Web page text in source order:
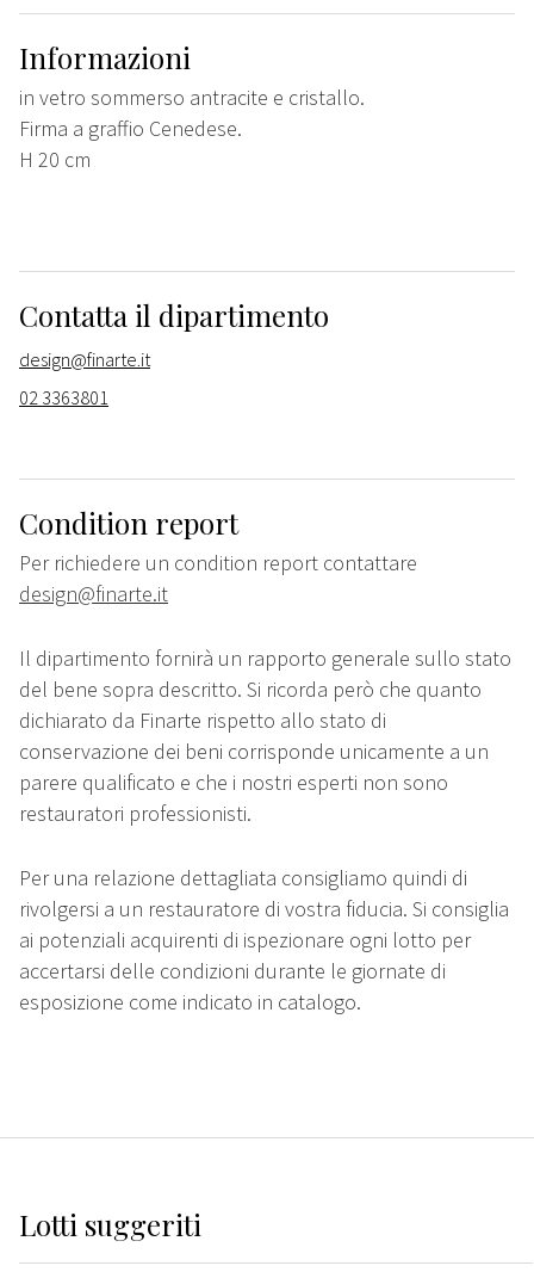
Informazioni
in vetro sommerso antracite e cristallo.
Firma a graffio Cenedese.
H 20 cm
Contatta il dipartimento
design@finarte.it
02 3363801
Condition report
Per richiedere un condition report contattare
design@finarte.it
Il dipartimento fornirà un rapporto generale sullo stato
del bene sopra descritto. Si ricorda però che quanto
dichiarato da Finarte rispetto allo stato di
conservazione dei beni corrisponde unicamente a un
parere qualificato e che i nostri esperti non sono
restauratori professionisti.
Per una relazione dettagliata consigliamo quindi di
rivolgersi a un restauratore di vostra fiducia. Si consiglia
ai potenziali acquirenti di ispezionare ogni lotto per
accertarsi delle condizioni durante le giornate di
esposizione come indicato in catalogo.
Lotti suggeriti